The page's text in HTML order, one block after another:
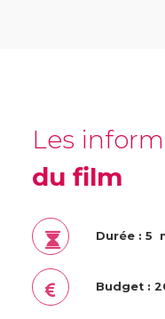
Les
du film
Durée : 5
Budget :